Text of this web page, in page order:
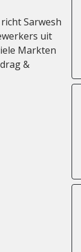
Sarwesh
uit
Markten
&